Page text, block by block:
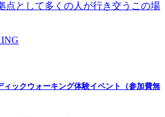
点として多くの人が行き交うこの場
ィックウォーキング体験イベント（参加費無